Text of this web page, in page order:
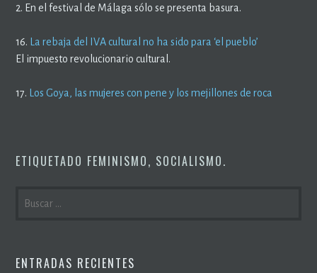
2. En el festival de Málaga sólo se presenta basura.
16. La rebaja del IVA cultural no ha sido para ‘el pueblo’
El impuesto revolucionario cultural.
17. Los Goya, las mujeres con pene y los mejillones de roca
ETIQUETADO FEMINISMO, SOCIALISMO.
ENTRADAS RECIENTES